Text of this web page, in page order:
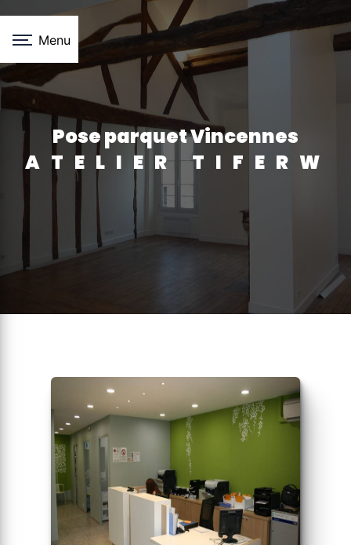
Menu
pose parquet Vincennes
ATELIER TIFERW
Panneau de gestion des cookies